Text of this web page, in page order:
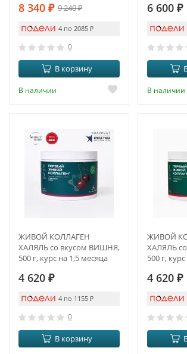
8 340 ₽ 9 240₽
4 по 2085 ₽
0
В корзину
В наличии
6 600 ₽
В наличии
ЖИВОЙ КОЛЛАГЕН
ХАЛЯЛЬ со вкусом ВИШНЯ,
500 г, курс на 1,5 месяца
4 620 ₽
4 по 1155 ₽
0
В корзину
ЖИВОЙ
ХАЛЯЛЬ
500 г,
4 620 ₽